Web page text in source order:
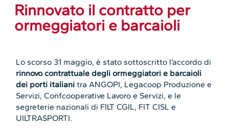
Rinnovato il contratto per
ormeggiatori e barcaioli
Lo scorso 31 maggio, è stato sottoscritto l’accordo di
rinnovo contrattuale degli ormeggiatori e barcaioli
dei porti italiani tra ANGOPI, Legacoop Produzione e
Servizi, Confcooperative Lavoro e Servizi, e le
segreterie nazionali di FILT CGIL, FIT CISL e
UILTRASPORTI.